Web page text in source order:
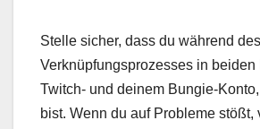
Stelle sicher, dass du während des
Verknüpfungsprozesses in beiden
Twitch- und deinem Bungie-
bist. Wenn du auf Probleme stößt,